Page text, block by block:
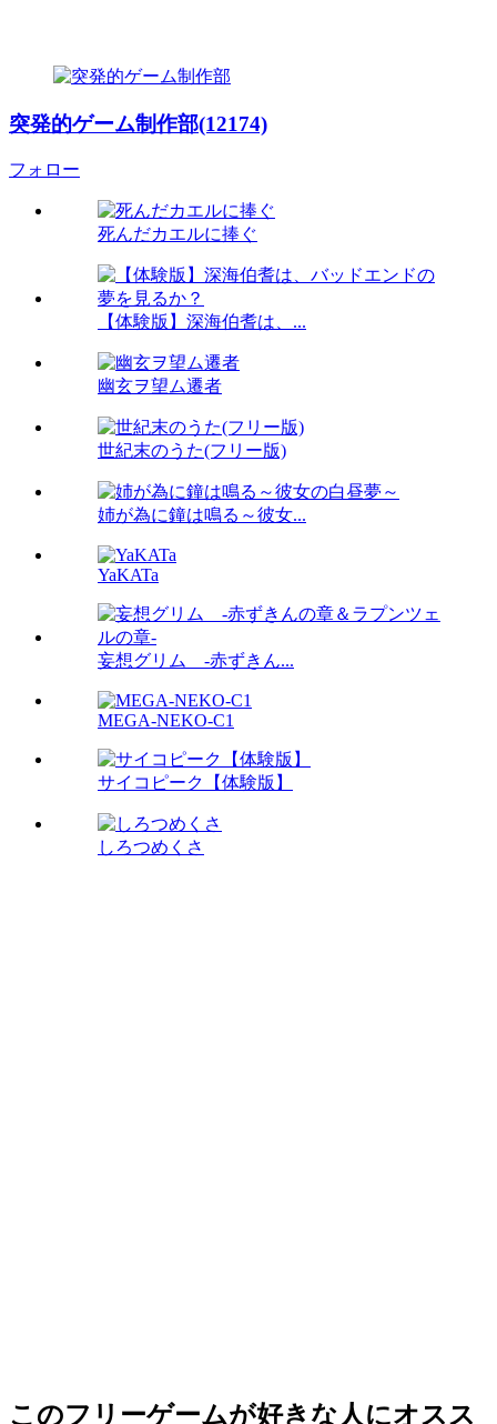
突発的ゲーム制作部(12174)
フォロー
死んだカエルに捧ぐ
【体験版】深海伯耆は、...
幽玄ヲ望ム遷者
世紀末のうた(フリー版)
姉が為に鐘は鳴る～彼女...
YaKATa
妄想グリム -赤ずきん...
MEGA-NEKO-C1
サイコピーク【体験版】
しろつめくさ
このフリーゲームが好きな人にオスス